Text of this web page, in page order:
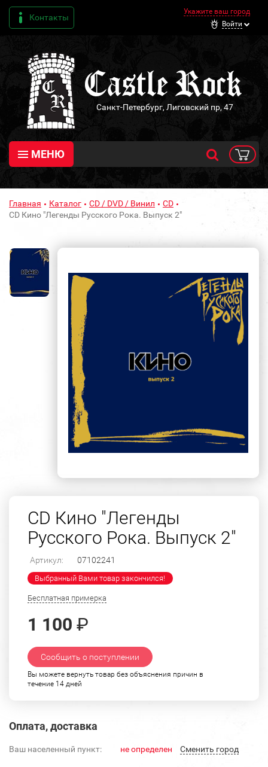
Контакты
Укажите ваш город
Войти
Санкт-Петербург, Лиговский пр, 47
МЕНЮ
Главная Каталог CD / DVD / Винил
CD
CD Кино "Легенды Русского Рока. Выпуск 2"
CD Кино "Легенды
Русского Рока. Выпуск 2"
Артикул: 07102241
Выбранный Вами товар закончился!
Бесплатная примерка
1 100 ₽
Сообщить о поступлении
Вы можете вернуть товар без объяснения причин в
течение 14 дней
Оплата, доставка
Ваш населенный пункт: не определен Cменить город